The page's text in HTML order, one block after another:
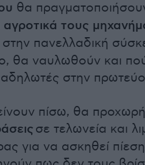
θα
αγροτικά τους
πανελλαδική
θα ναυλωθούν και
στην
πίσω, θα
σε τελωνεία και
για να ασκηθεί